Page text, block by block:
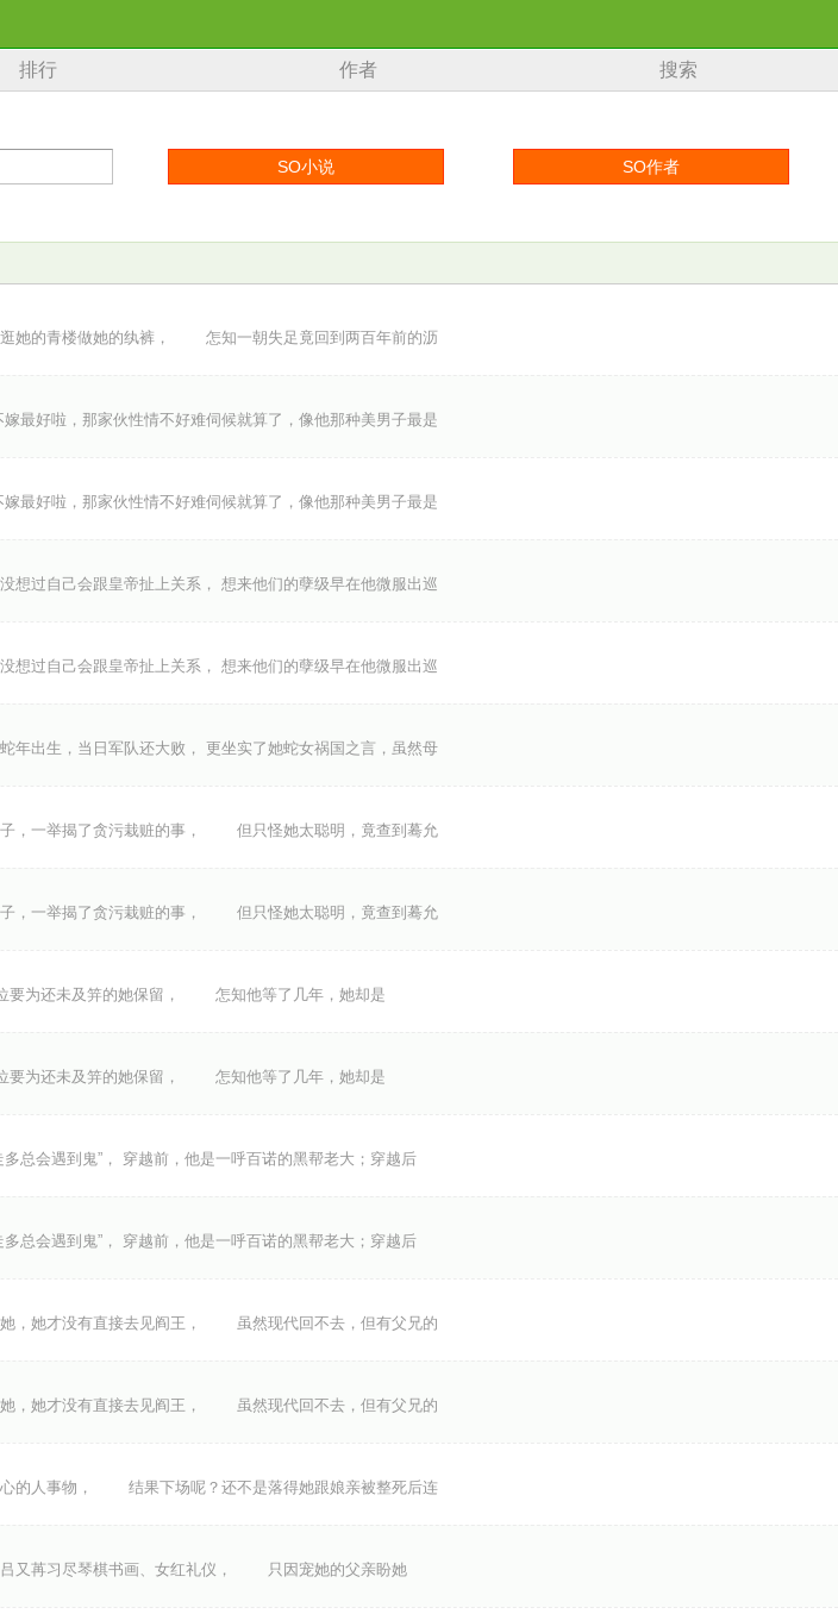
排行 作者 搜索
她的青楼做她的纨裤， 怎知一朝失足竟回到两百年前的沥
最好啦，那家伙性情不好难伺候就算了，像他那种美男子最是
最好啦，那家伙性情不好难伺候就算了，像他那种美男子最是
想过自己会跟皇帝扯上关系， 想来他们的孽级早在他微服出巡
想过自己会跟皇帝扯上关系， 想来他们的孽级早在他微服出巡
年出生，当日军队还大败， 更坐实了她蛇女祸国之言，虽然母
，一举揭了贪污栽赃的事， 但只怪她太聪明，竟查到蓦允
，一举揭了贪污栽赃的事， 但只怪她太聪明，竟查到蓦允
要为还未及笄的她保留， 怎知他等了几年，她却是
要为还未及笄的她保留， 怎知他等了几年，她却是
总会遇到鬼”， 穿越前，他是一呼百诺的黑帮老大；穿越后
总会遇到鬼”， 穿越前，他是一呼百诺的黑帮老大；穿越后
，她才没有直接去见阎王， 虽然现代回不去，但有父兄的
，她才没有直接去见阎王， 虽然现代回不去，但有父兄的
的人事物， 结果下场呢？还不是落得她跟娘亲被整死后连
又苒习尽琴棋书画、女红礼仪， 只因宠她的父亲盼她